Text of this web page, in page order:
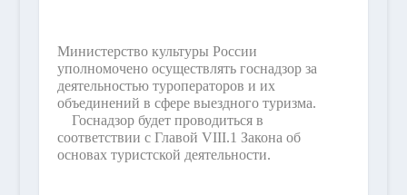
Министерство культуры России
уполномочено осуществлять госнадзор за
деятельностью туроператоров и их
объединений в сфере выездного туризма.
Госнадзор будет проводиться в
соответствии с Главой VIII.1 Закона об
основах туристской деятельности.